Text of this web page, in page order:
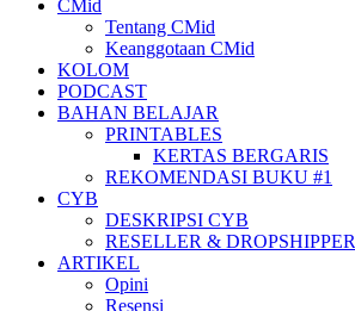
CMid
Tentang CMid
Keanggotaan CMid
KOLOM
PODCAST
BAHAN BELAJAR
PRINTABLES
KERTAS BERGARIS
REKOMENDASI BUKU #1
CYB
DESKRIPSI CYB
RESELLER & DROPSHIPPER
ARTIKEL
Opini
Resensi